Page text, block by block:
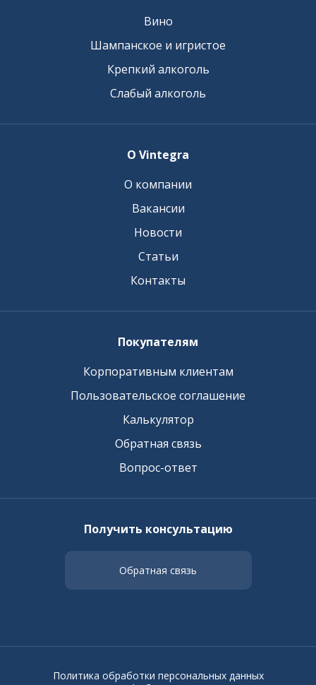
Вино
Шампанское и игристое
Крепкий алкоголь
Слабый алкоголь
О Vintegra
О компании
Вакансии
Новости
Статьи
Контакты
Покупателям
Корпоративным клиентам
Пользовательское соглашение
Калькулятор
Обратная связь
Вопрос-ответ
Получить консультацию
Обратная связь
Политика обработки персональных данных